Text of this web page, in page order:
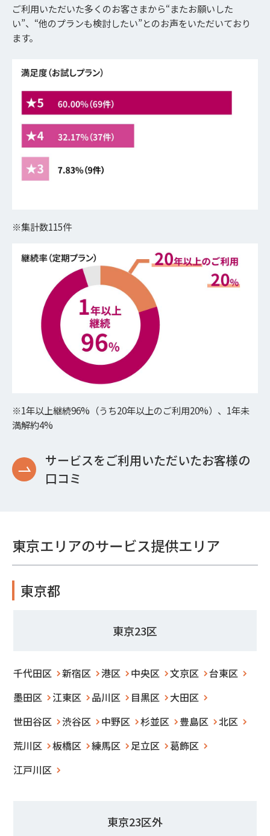
ご利用いただいた多くのお客さまから“またお願いした
い”、“他のプランも検討したい”とのお声をいただいており
ます。
※集計数115件
※1年以上継続96%（うち20年以上のご利用20%）、1年未
満解約4%
サービスをご利用いただいたお客様の
口コミ
東京エリアのサービス提供エリア
東京都
東京23区
千代田区 新宿区 港区 中央区 文京区
台東区
墨田区
江東区 品川区 目黒区
大田区
世田谷区
渋谷区 中野区 杉並区 豊島区
北区
荒川区
板橋区 練馬区 足立区
葛飾区
江戸川区
東京23区外